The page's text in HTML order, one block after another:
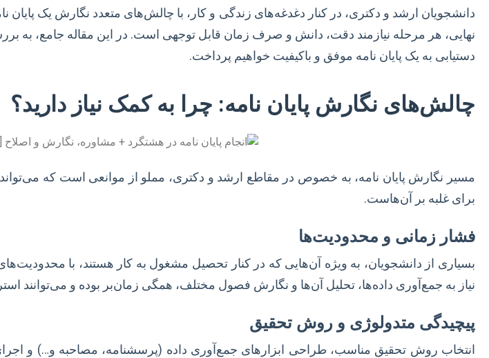
دانشجویان ارشد و دکتری، در کنار دغدغه‌های زندگی و کار، با چالش‌های متعدد نگارش یک
نهایی، هر مرحله نیازمند دقت، دانش و صرف زمان قابل توجهی است. در این مقاله جامع، به
دستیابی به یک پایان نامه موفق و باکیفیت خواهیم پرداخت.
چالش‌های نگارش پایان نامه: چرا به کمک نیاز دارید؟
مسیر نگارش پایان نامه، به خصوص در مقاطع ارشد و دکتری، مملو از موانعی است که
برای غلبه بر آن‌هاست.
فشار زمانی و محدودیت‌ها
بسیاری از دانشجویان، به ویژه آن‌هایی که در کنار تحصیل مشغول به کار هستند، با
نیاز به جمع‌آوری داده‌ها، تحلیل آن‌ها و نگارش فصول مختلف، همگی زمان‌بر بوده و می‌توانند
پیچیدگی متدولوژی و روش تحقیق
انتخاب روش تحقیق مناسب، طراحی ابزارهای جمع‌آوری داده (پرسشنامه، مصاحبه و…) و